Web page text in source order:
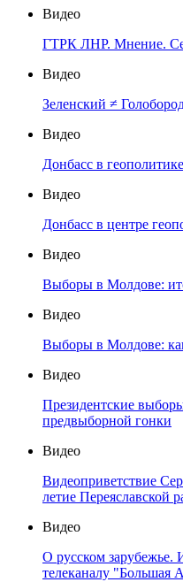
Видео
ГТРК ЛНР. Мнение.
Видео
Зеленский ≠
Видео
Донбасс в
Видео
Донбасс в центре
Видео
Выборы в Молдове:
Видео
Выборы в Молдове:
Видео
Президентские
предвыборной гонки
Видео
Видеоприветствие
летие Переяславской
Видео
О русском зарубежье.
телеканалу "Большая